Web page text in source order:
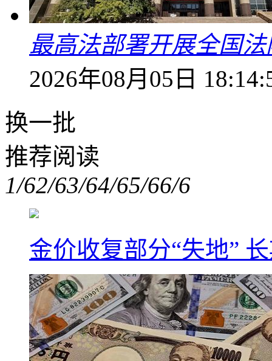
最高法部署开展全国
2026年08月05日
换一批
推荐阅读
1/62/63/64/65/66/6
金价收复部分“失地”